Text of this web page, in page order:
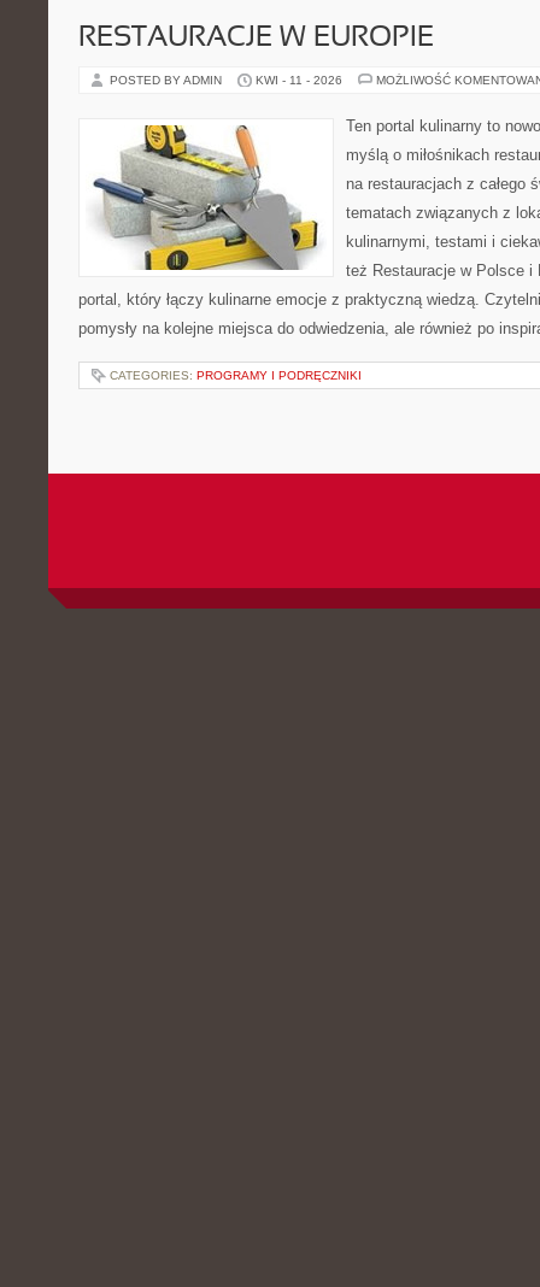
RESTAURACJE W EUROPIE
POSTED BY ADMIN KWI - 11 - 2026 MOŻLIWOŚĆ
Ten portal kulinarny to
myślą o miłośnikach
na restauracjach z całego
tematach związanych z
kulinarnymi, testami i
też Restauracje w Polsce i
portal, który łączy kulinarne emocje z praktyczną wiedzą.
pomysły na kolejne miejsca do odwiedzenia, ale również po
CATEGORIES: PROGRAMY I PODRĘCZNIKI